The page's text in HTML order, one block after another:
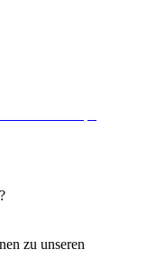
zu unseren